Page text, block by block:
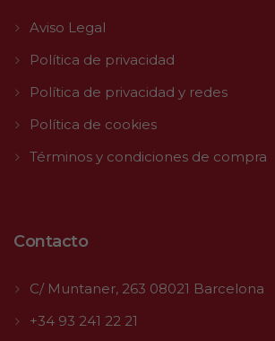
Aviso Legal
Política de privacidad
Política de privacidad y redes
Política de cookies
Términos y condiciones de compra
Contacto
C/ Muntaner, 263 08021 Barcelona
+34 93 241 22 21